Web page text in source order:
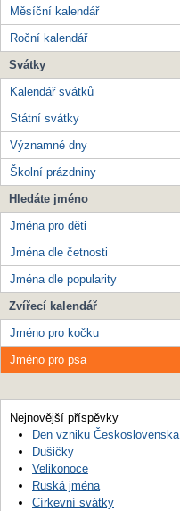
Měsíční kalendář
Roční kalendář
Svátky
Kalendář svátků
Státní svátky
Významné dny
Školní prázdniny
Hledáte jméno
Jména pro děti
Jména dle četnosti
Jména dle popularity
Zvířecí kalendář
Jméno pro kočku
Jméno pro psa
Nejnovější příspěvky
Den vzniku Československa
Dušičky
Velikonoce
Ruská jména
Církevní svátky